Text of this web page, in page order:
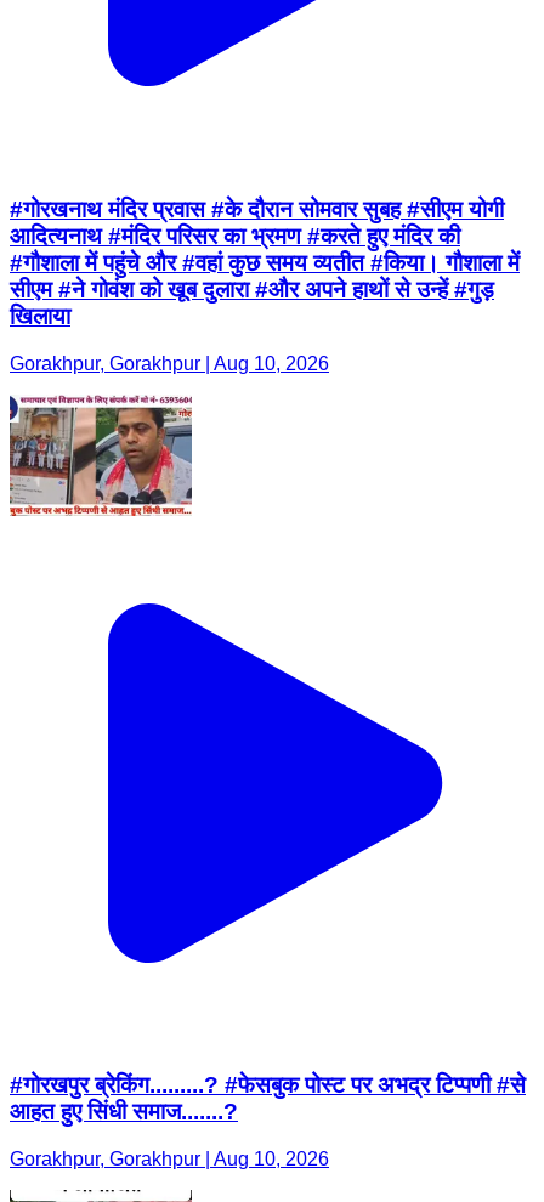
#गोरखनाथ मंदिर प्रवास #के दौरान सोमवार सुबह #सीएम योगी
आदित्यनाथ #मंदिर परिसर का भ्रमण #करते हुए मंदिर की
#गौशाला में पहुंचे और #वहां कुछ समय व्यतीत #किया। गौशाला में
सीएम #ने गोवंश को खूब दुलारा #और अपने हाथों से उन्हें #गुड़
खिलाया
Gorakhpur, Gorakhpur | Aug 10, 2026
#गोरखपुर ब्रेकिंग.........? #फेसबुक पोस्ट पर अभद्र टिप्पणी #से
आहत हुए सिंधी समाज.......?
Gorakhpur, Gorakhpur | Aug 10, 2026